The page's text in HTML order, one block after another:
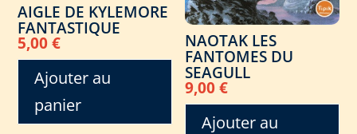
AIGLE DE KYLEMORE
FANTASTIQUE
5,00€
Ajouter au
panier
NAOTAK LES
FANTOMES DU
SEAGULL
9,00€
Ajouter au